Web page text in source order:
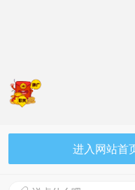
进入网站首